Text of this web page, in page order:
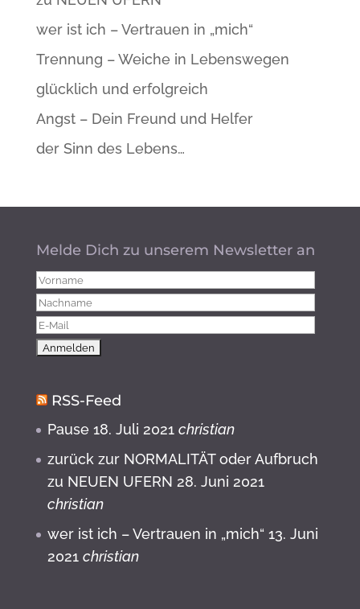
wer ist ich – Vertrauen in „mich“
Trennung – Weiche in Lebenswegen
glücklich und erfolgreich
Angst – Dein Freund und Helfer
der Sinn des Lebens…
Melde Dich zu unserem Newsletter an
RSS-Feed
Pause 18. Juli 2021 christian
zurück zur NORMALITÄT oder Aufbruch
zu NEUEN UFERN 28. Juni 2021
christian
wer ist ich – Vertrauen in „mich“ 13. Juni
2021 christian